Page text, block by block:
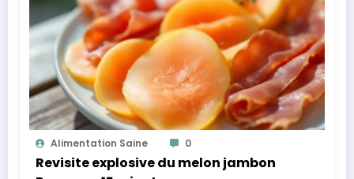
Alimentation Saine 0
Revisite explosive du melon jambon